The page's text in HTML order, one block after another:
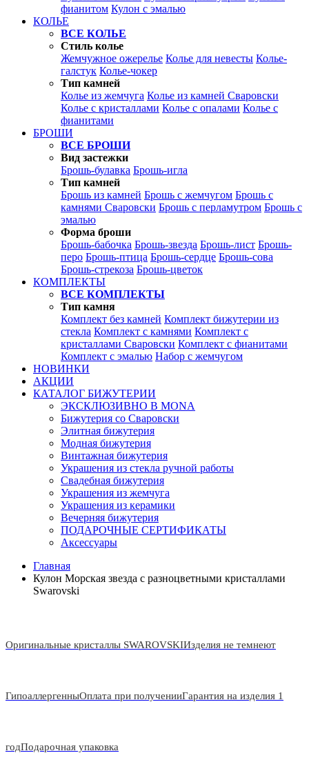
фианитом Кулон с эмалью
КОЛЬЕ
ВСЕ КОЛЬЕ
Стиль колье
Жемчужное ожерелье Колье для невесты Колье-
галстук Колье-чокер
Тип камней
Колье из жемчуга Колье из камней Сваровски
Колье с кристаллами Колье с опалами Колье с
фианитами
БРОШИ
ВСЕ БРОШИ
Вид застежки
Брошь-булавка Брошь-игла
Тип камней
Брошь из камней Брошь с жемчугом Брошь с
камнями Сваровски Брошь с перламутром Брошь с
эмалью
Форма броши
Брошь-бабочка Брошь-звезда Брошь-лист Брошь-
перо Брошь-птица Брошь-сердце Брошь-сова
Брошь-стрекоза Брошь-цветок
КОМПЛЕКТЫ
ВСЕ КОМПЛЕКТЫ
Тип камня
Комплект без камней Комплект бижутерии из
стекла Комплект с камнями Комплект с
кристаллами Сваровски Комплект с фианитами
Комплект с эмалью Набор с жемчугом
НОВИНКИ
АКЦИИ
КАТАЛОГ БИЖУТЕРИИ
ЭКСКЛЮЗИВНО В MONA
Бижутерия со Сваровски
Элитная бижутерия
Модная бижутерия
Винтажная бижутерия
Украшения из стекла ручной работы
Свадебная бижутерия
Украшения из жемчуга
Украшения из керамики
Вечерняя бижутерия
ПОДАРОЧНЫЕ СЕРТИФИКАТЫ
Аксессуары
Главная
Кулон Морская звезда с разноцветными кристаллами
Swarovski
Оригинальные кристаллы SWAROVSKIИзделия не темнеют
ГипоаллергенныОплата при полученииГарантия на изделия 1
годПодарочная упаковка